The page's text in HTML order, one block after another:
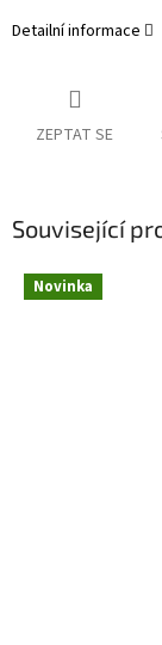
Detailní informace
ZEPTAT SE
Související
Novinka